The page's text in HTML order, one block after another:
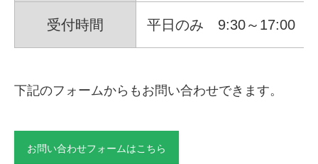
受付時間 平日のみ 9:30～17:00
下記のフォームからもお問い合わせできます。
お問い合わせフォームはこちら